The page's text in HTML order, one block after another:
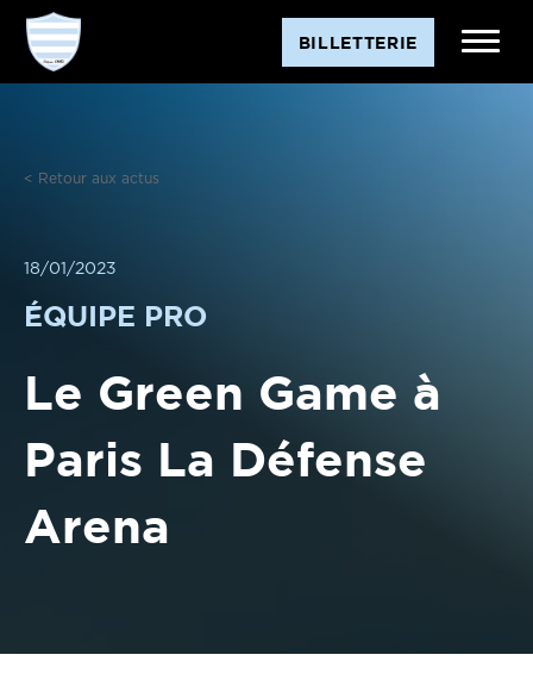
Aller
contenu
BILLETTERIE
< Retour aux actus
18/01/2023
ÉQUIPE PRO
Le Green Game à
Paris La Défense
Arena